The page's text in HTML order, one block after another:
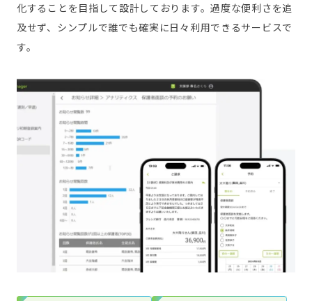
化することを目指して設計しております。過度な便利さを追
及せず、シンプルで誰でも確実に日々利用できるサービスで
す。